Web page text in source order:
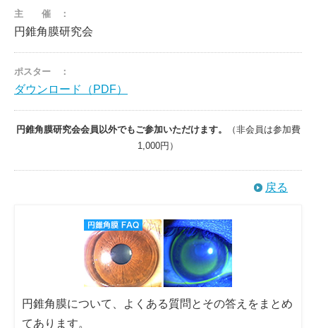
主 催 ：
円錐角膜研究会
ポスター ：
ダウンロード（PDF）
円錐角膜研究会会員以外でもご参加いただけます。
（非会員は参加費
1,000円）
戻る
円錐角膜について、よくある質問とその答えをまとめ
てあります。